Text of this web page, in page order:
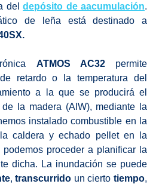
deldepósito de aacumulación.
de leña está destinado a
ATMOS AC32permite
retardo o la temperatura del
a la que se producirá el
la madera (AIW), mediante la
instalado combustible en la
caldera y echado pellet en la
proceder a planificar la
dicha. La inundación se puede
,transcurrido un ciertotiempo,